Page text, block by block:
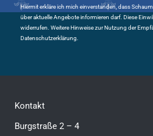
Hiermit erkläre ich mich einverstanden, dass
über aktuelle Angebote informieren darf. Diese
widerrufen. Weitere Hinweise zur Nutzung der
Datenschutzerklärung.
Kontakt
Burgstraße 2 – 4